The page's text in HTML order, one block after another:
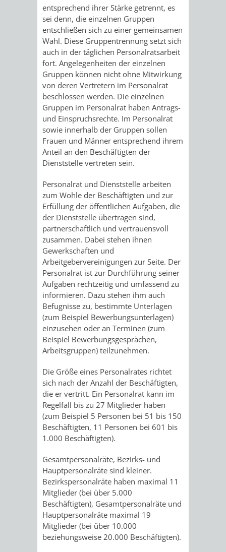
VERMESSUNG,
UND GEWERBE-
UND
REFERAT
ERSTEN
entsprechend ihrer Stärke getrennt, es
sei denn, die einzelnen Gruppen
entschließen sich zu einer gemeinsamen
Wahl. Diese Gruppentrennung setzt sich
auch in der täglichen Personalratsarbeit
fort. Angelegenheiten der einzelnen
Gruppen können nicht ohne Mitwirkung
von deren Vertretern im Personalrat
beschlossen werden. Die einzelnen
Gruppen im Personalrat haben Antrags-
und Einspruchsrechte. Im Personalrat
sowie innerhalb der Gruppen sollen
Frauen und Männer entsprechend ihrem
Anteil an den Beschäftigten der
Dienststelle vertreten sein.
Personalrat und Dienststelle arbeiten
zum Wohle der Beschäftigten und zur
Erfüllung der öffentlichen Aufgaben, die
der Dienststelle übertragen sind,
partnerschaftlich und vertrauensvoll
zusammen. Dabei stehen ihnen
Gewerkschaften und
Arbeitgebervereinigungen zur Seite. Der
Personalrat ist zur Durchführung seiner
Aufgaben rechtzeitig und umfassend zu
informieren. Dazu stehen ihm auch
Befugnisse zu, bestimmte Unterlagen
(zum Beispiel Bewerbungsunterlagen)
einzusehen oder an Terminen (zum
Beispiel Bewerbungsgesprächen,
Arbeitsgruppen) teilzunehmen.
Die Größe eines Personalrates richtet
sich nach der Anzahl der Beschäftigten,
die er vertritt. Ein Personalrat kann im
Regelfall bis zu 27 Mitglieder haben
(zum Beispiel 5 Personen bei 51 bis 150
Beschäftigten, 11 Personen bei 601 bis
1.000 Beschäftigten).
Gesamtpersonalräte, Bezirks- und
Hauptpersonalräte sind kleiner.
Bezirkspersonalräte haben maximal 11
Mitglieder (bei über 5.000
Beschäftigten), Gesamtpersonalräte und
Hauptpersonalräte maximal 19
Mitglieder (bei über 10.000
beziehungsweise 20.000 Beschäftigten).